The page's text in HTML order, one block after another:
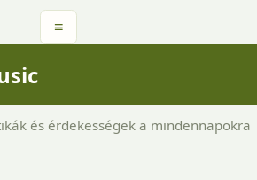
≡
és érdekességek a mindennapokra